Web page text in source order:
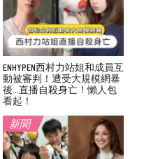
ENHYPEN西村力站姐和成員互
動被審判！遭受大規模網暴
後…直播自殺身亡！懶人包
看起！
新聞